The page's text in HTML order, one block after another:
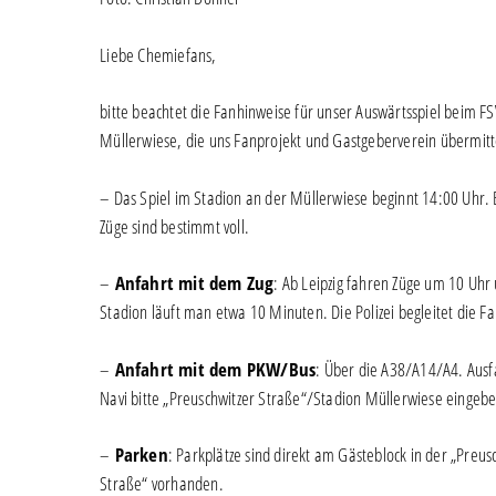
Liebe Chemiefans,
bitte beachtet die Fanhinweise für unser Auswärtsspiel beim
Müllerwiese, die uns Fanprojekt und Gastgeberverein
– Das Spiel im Stadion an der Müllerwiese beginnt 14:00
Züge sind bestimmt voll.
– Anfahrt mit dem Zug: Ab Leipzig fahren Züge um 10
Stadion läuft man etwa 10 Minuten. Die Polizei begleitet die
– Anfahrt mit dem PKW/Bus: Über die A38/A14/A4.
Navi bitte „Preuschwitzer Straße“/Stadion Müllerwiese
– Parken: Parkplätze sind direkt am Gästeblock in der
Straße“ vorhanden.